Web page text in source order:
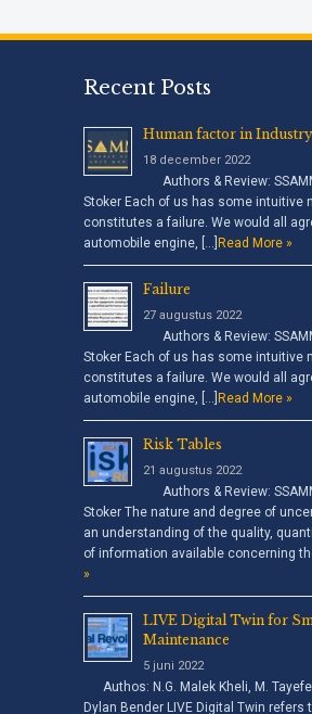
Recent Posts
Human factor in
18 december 2022
Authors & Review:
Stoker Each of us has some intuitive
constitutes a failure. We would all
automobile engine, […] Read More »
Failure
27 augustus 2022
Authors & Review:
Stoker Each of us has some intuitive
constitutes a failure. We would all
automobile engine, […] Read More »
Risk Tables
21 augustus 2022
Authors & Review:
Stoker The nature and degree of
an understanding of the quality,
of information available concerning
»
LIVE Digital Twin for
Maintenance
5 juni 2022
Authos: N.G. Malek Kheli, M.
Dylan Bender LIVE Digital Twin refers